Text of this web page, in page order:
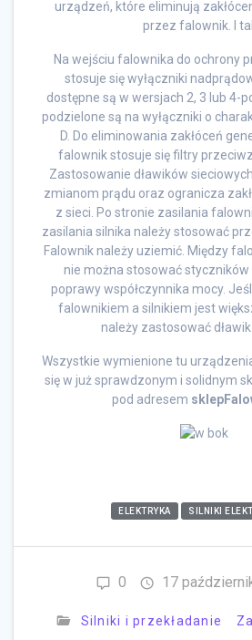
urządzeń, które eliminują
przez falownik. I
Na wejściu falownika do ochrony
stosuje się wyłączniki
dostępne są w wersjach 2, 3 lub 4-
podzielone są na wyłączniki o
D. Do eliminowania zakłóceń
falownik stosuje się filtry
Zastosowanie dławików
zmianom prądu oraz ogranicza
z sieci. Po stronie zasilania
zasilania silnika należy stosować
Falownik należy uziemić. Między
nie można stosować
poprawy współczynnika mocy.
falownikiem a silnikiem jest
należy zastosować
Wszystkie wymienione tu
się w już sprawdzonym i solidnym
pod adresem
ELEKTRYKA SILNIKI
0 17
Silniki i przekładanie